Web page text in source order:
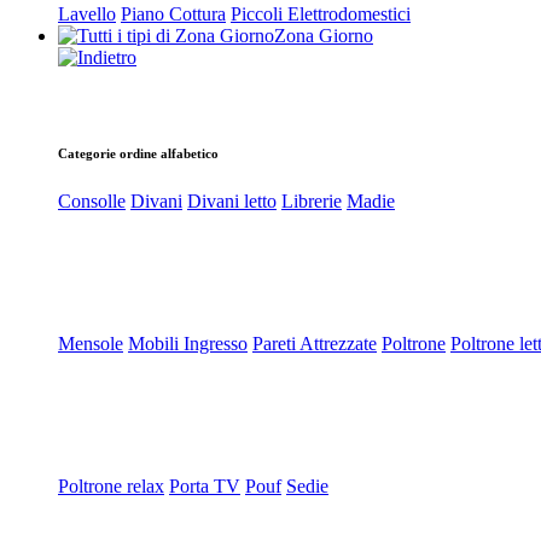
Lavello Piano Cottura Piccoli Elettrodomestici
Zona Giorno
Categorie ordine alfabetico
Consolle Divani Divani letto Librerie Madie
Mensole Mobili Ingresso Pareti Attrezzate Poltrone Poltrone
Poltrone relax Porta TV Pouf Sedie